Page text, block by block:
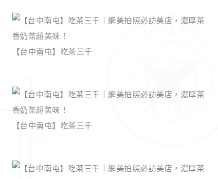
【台中南屯】吃茶三千
【台中南屯】吃茶三千